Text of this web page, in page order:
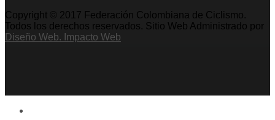
Copyright © 2017 Federación Colombiana de Ciclismo.
Todos los derechos reservados. Sitio Web Administrado por
Diseño Web. Impacto Web